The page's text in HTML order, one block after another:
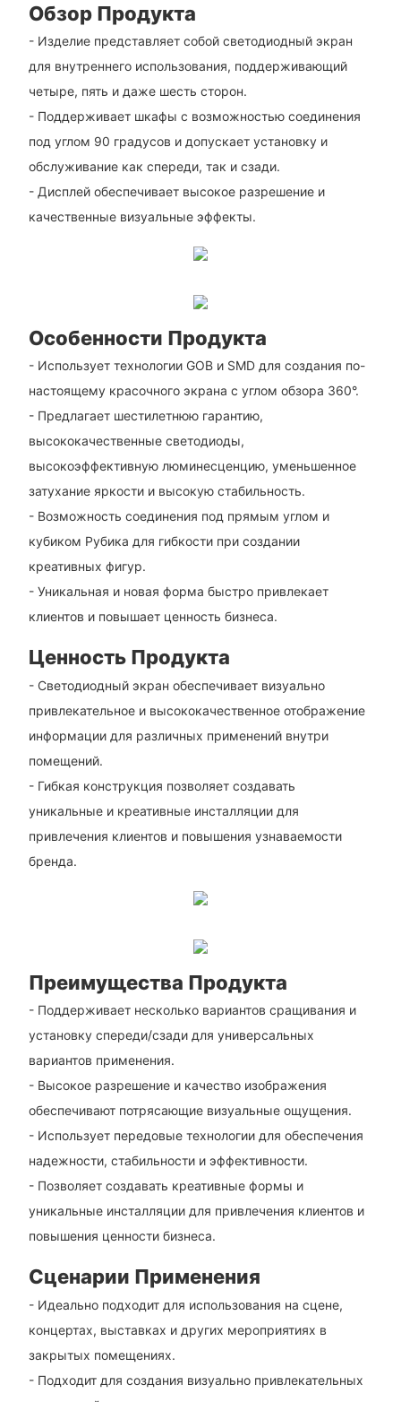
Обзор Продукта
- Изделие представляет собой светодиодный экран
для внутреннего использования, поддерживающий
четыре, пять и даже шесть сторон.
- Поддерживает шкафы с возможностью соединения
под углом 90 градусов и допускает установку и
обслуживание как спереди, так и сзади.
- Дисплей обеспечивает высокое разрешение и
качественные визуальные эффекты.
Особенности Продукта
- Использует технологии GOB и SMD для создания по-
настоящему красочного экрана с углом обзора 360°.
- Предлагает шестилетнюю гарантию,
высококачественные светодиоды,
высокоэффективную люминесценцию, уменьшенное
затухание яркости и высокую стабильность.
- Возможность соединения под прямым углом и
кубиком Рубика для гибкости при создании
креативных фигур.
- Уникальная и новая форма быстро привлекает
клиентов и повышает ценность бизнеса.
Ценность Продукта
- Светодиодный экран обеспечивает визуально
привлекательное и высококачественное отображение
информации для различных применений внутри
помещений.
- Гибкая конструкция позволяет создавать
уникальные и креативные инсталляции для
привлечения клиентов и повышения узнаваемости
бренда.
Преимущества Продукта
- Поддерживает несколько вариантов сращивания и
установку спереди/сзади для универсальных
вариантов применения.
- Высокое разрешение и качество изображения
обеспечивают потрясающие визуальные ощущения.
- Использует передовые технологии для обеспечения
надежности, стабильности и эффективности.
- Позволяет создавать креативные формы и
уникальные инсталляции для привлечения клиентов и
повышения ценности бизнеса.
Сценарии Применения
- Идеально подходит для использования на сцене,
концертах, выставках и других мероприятиях в
закрытых помещениях.
- Подходит для создания визуально привлекательных